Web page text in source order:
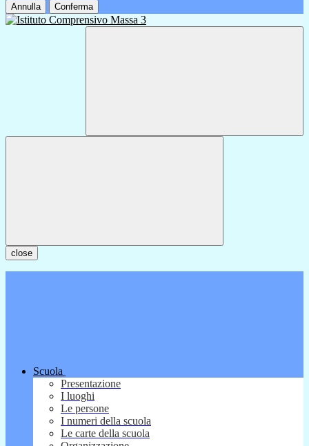
Annulla Conferma
close
Scuola
Presentazione
I luoghi
Le persone
I numeri della scuola
Le carte della scuola